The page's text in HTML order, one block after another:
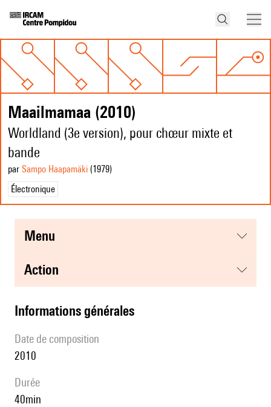
Maailmamaa (2010)
Worldland (3e version), pour chœur mixte et
bande
par Sampo Haapamäki (1979)
Électronique
menu
action
informations générales
date de composition
2010
durée
40min